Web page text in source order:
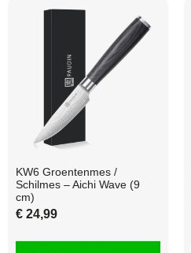
KW6 Groentenmes /
Schilmes – Aichi Wave (9
cm)
€ 24,99